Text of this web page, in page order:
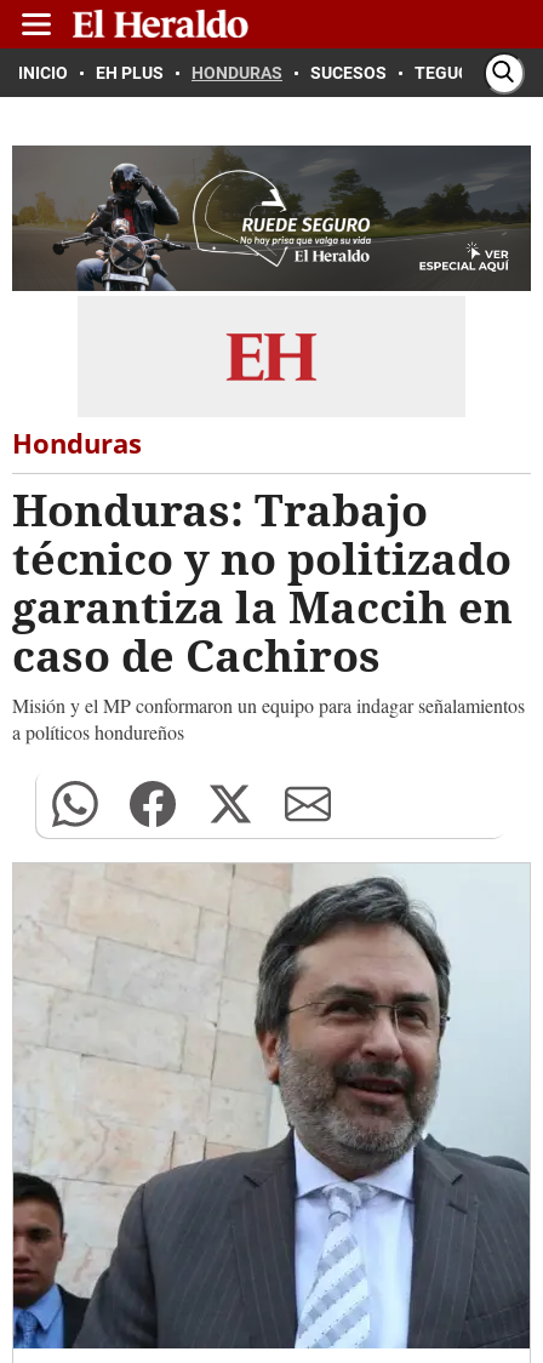
INICIO EH PLUS HONDURAS SUCESOS TEGUCIGALPA
Honduras
Honduras: Trabajo
técnico y no politizado
garantiza la Maccih en
caso de Cachiros
Misión y el MP conformaron un equipo para indagar señalamientos
a políticos hondureños